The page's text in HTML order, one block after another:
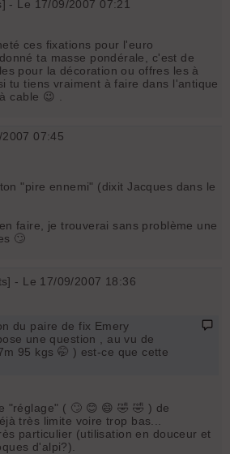
- Le 17/09/2007 07:21
ces fixations pour l'euro
ta masse pondérale, c'est de
pour la décoration ou offres les à
tu tiens vraiment à faire dans l'antique
cable 😉 .
07:45
"pire ennemi" (dixit Jacques dans le
faire, je trouverai sans problème une
🙄
- Le 17/09/2007 18:36
du paire de fix Emery
une question , au vu de
95 kgs 🤭 ) est-ce que cette
"réglage" ( 🙄 😊 😄 🤣 🤣 ) de
très limite voire trop bas...
particulier (utilisation en douceur et
d'alpi?).